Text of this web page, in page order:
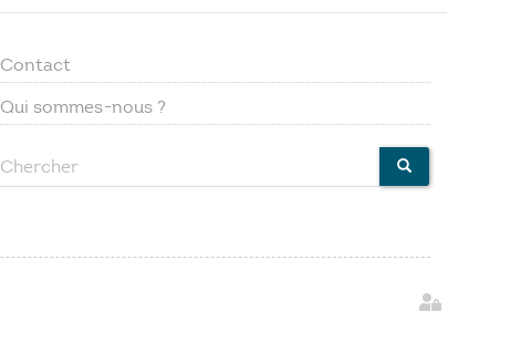
Footer
menu
Contact
Qui sommes-nous ?
Chercher CHERCHER